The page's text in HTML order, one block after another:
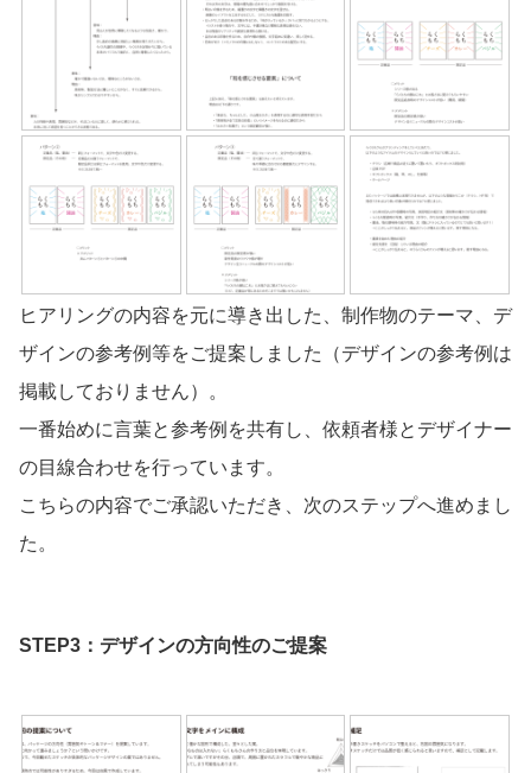
ヒアリングの内容を元に導き出した、制作物のテーマ、デ
ザインの参考例等をご提案しました（デザインの参考例は
掲載しておりません）。
一番始めに言葉と参考例を共有し、依頼者様とデザイナー
の目線合わせを行っています。
こちらの内容でご承認いただき、次のステップへ進めまし
た。
STEP3：デザインの方向性のご提案